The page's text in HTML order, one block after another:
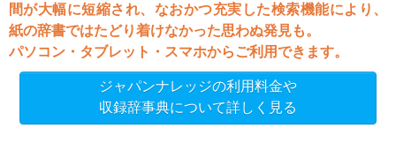
間が大幅に短縮され、なおかつ充実した検索機能により、
紙の辞書ではたどり着けなかった思わぬ発見も。
パソコン・タブレット・スマホからご利用できます。
ジャパンナレッジの利用料金や
収録辞事典について詳しく見る